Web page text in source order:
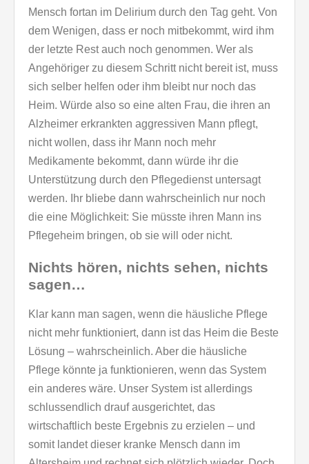
Mensch fortan im Delirium durch den Tag geht. Von
dem Wenigen, dass er noch mitbekommt, wird ihm
der letzte Rest auch noch genommen. Wer als
Angehöriger zu diesem Schritt nicht bereit ist, muss
sich selber helfen oder ihm bleibt nur noch das
Heim. Würde also so eine alten Frau, die ihren an
Alzheimer erkrankten aggressiven Mann pflegt,
nicht wollen, dass ihr Mann noch mehr
Medikamente bekommt, dann würde ihr die
Unterstützung durch den Pflegedienst untersagt
werden. Ihr bliebe dann wahrscheinlich nur noch
die eine Möglichkeit: Sie müsste ihren Mann ins
Pflegeheim bringen, ob sie will oder nicht.
Nichts hören, nichts sehen, nichts
sagen…
Klar kann man sagen, wenn die häusliche Pflege
nicht mehr funktioniert, dann ist das Heim die Beste
Lösung – wahrscheinlich. Aber die häusliche
Pflege könnte ja funktionieren, wenn das System
ein anderes wäre. Unser System ist allerdings
schlussendlich drauf ausgerichtet, das
wirtschaftlich beste Ergebnis zu erzielen – und
somit landet dieser kranke Mensch dann im